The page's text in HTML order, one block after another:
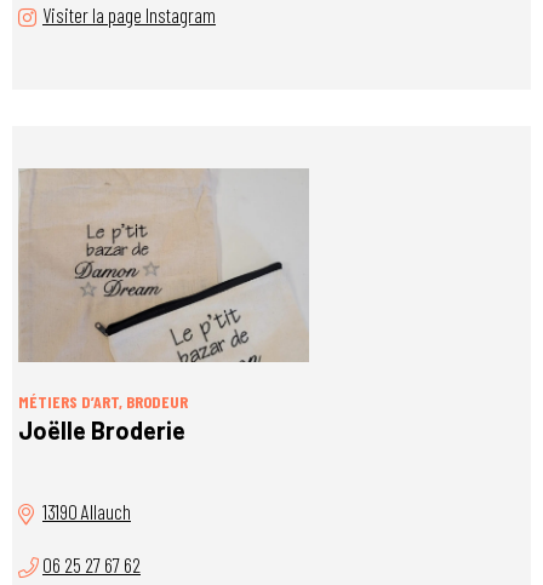
Visiter la page Instagram
MÉTIERS D’ART, BRODEUR
Joëlle Broderie
13190 Allauch
06 25 27 67 62